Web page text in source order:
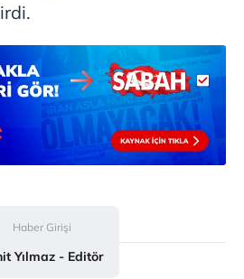
Haber Girişi
Yılmaz - Editör